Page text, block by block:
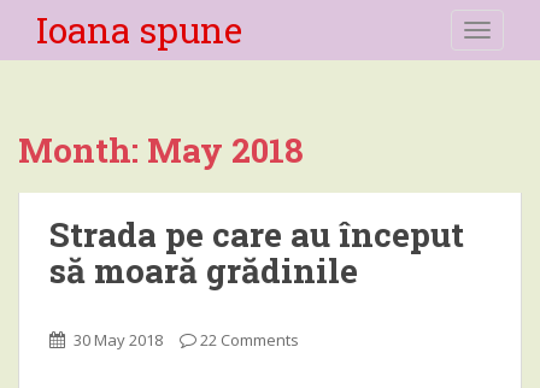
Ioana spune
Month: May 2018
Strada pe care au început
să moară grădinile
30 May 2018 22 Comments